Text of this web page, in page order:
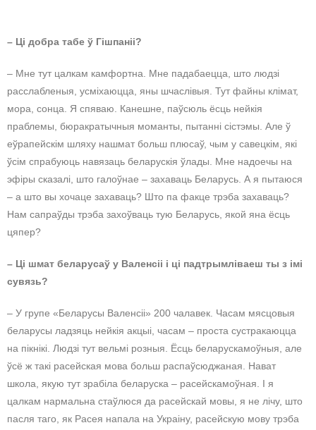
– Ці добра табе ў Гішпаніі?
– Мне тут цалкам камфортна. Мне падабаецца, што людзі
расслабленыя, усміхаюцца, яны шчаслівыя. Тут файны клімат,
мора, сонца. Я спяваю. Канешне, паўсюль ёсць нейкія
праблемы, бюракратычныя моманты, пытанні сістэмы. Але ў
еўрапейскім шляху нашмат больш плюсаў, чым у савецкім, які
ўсім спрабуюць навязаць беларускія ўлады. Мне надоечы на
эфіры сказалі, што галоўнае – захаваць Беларусь. А я пытаюся
– а што вы хочаце захаваць? Што па факце трэба захаваць?
Нам сапраўды трэба захоўваць тую Беларусь, якой яна ёсць
цяпер?
– Ці шмат беларусаў у Валенсіі і ці падтрымліваеш ты з імі
сувязь?
– У групе «Беларусы Валенсіі» 200 чалавек. Часам мясцовыя
беларусы ладзяць нейкія акцыі, часам – проста сустракаюцца
на пікнікі. Людзі тут вельмі розныя. Ёсць беларускамоўныя, але
ўсё ж такі расейская мова больш распаўсюджаная. Нават
школа, якую тут зрабіла беларуска – расейскамоўная. І я
цалкам нармальна стаўлюся да расейскай мовы, я не лічу, што
пасля таго, як Расея напала на Украіну, расейскую мову трэба